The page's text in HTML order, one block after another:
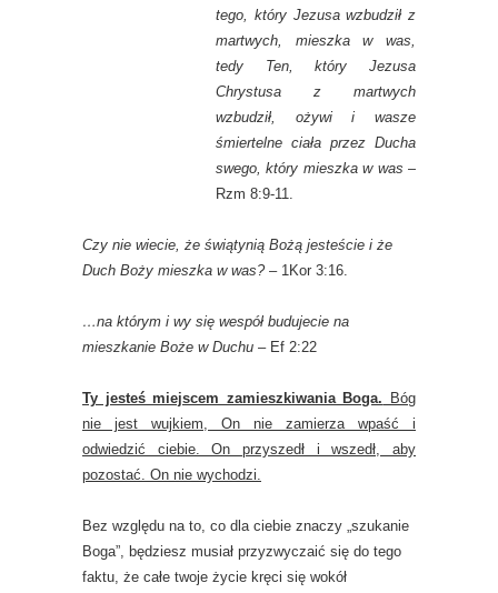
tego, który Jezusa wzbudził z
martwych, mieszka w was,
tedy Ten, który Jezusa
Chrystusa z martwych
wzbudził, ożywi i wasze
śmiertelne ciała przez Ducha
swego, który mieszka w was –
Rzm 8:9-11.
Czy nie wiecie, że świątynią Bożą jesteście i że
Duch Boży mieszka w was?– 1Kor 3:16.
…na którym i wy się wespół budujecie na
mieszkanie Boże w Duchu – Ef 2:22
Ty jesteś miejscem zamieszkiwania Boga. Bóg
nie jest wujkiem, On nie zamierza wpaść i
odwiedzić ciebie. On przyszedł i wszedł, aby
pozostać. On nie wychodzi.
Bez względu na to, co dla ciebie znaczy „szukanie
Boga”, będziesz musiał przyzwyczaić się do tego
faktu, że całe twoje życie kręci się wokół